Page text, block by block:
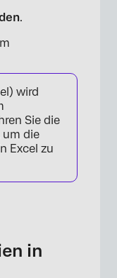
.
wird
Sie die
die
Excel zu
in